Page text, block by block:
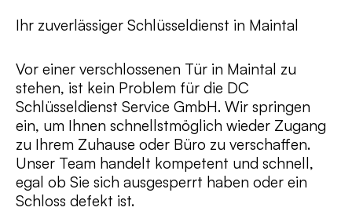
Ihr zuverlässiger Schlüsseldienst in Maintal
Vor einer verschlossenen Tür in Maintal zu
stehen, ist kein Problem für die DC
Schlüsseldienst Service GmbH. Wir springen
ein, um Ihnen schnellstmöglich wieder Zugang
zu Ihrem Zuhause oder Büro zu verschaffen.
Unser Team handelt kompetent und schnell,
egal ob Sie sich ausgesperrt haben oder ein
Schloss defekt ist.